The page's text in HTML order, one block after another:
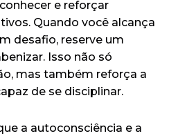
e reforçar
Quando você alcança
desafio, reserve um
Isso não só
mas também reforça a
de se disciplinar.
a autoconsciência e a